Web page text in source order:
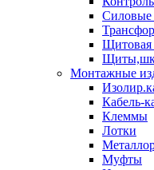
Силовые
Щитовая
Монтажные
Кабель-
Клеммы
Лотки
Муфты